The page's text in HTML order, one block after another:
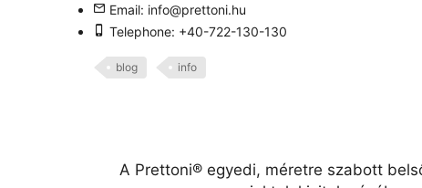
Email: info@prettoni.hu
Telephone: +40-722-130-130
blog info
A Prettoni® egyedi, méretre szabott